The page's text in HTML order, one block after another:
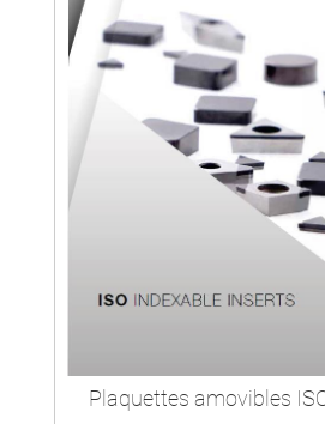
Plaquettes amovibles